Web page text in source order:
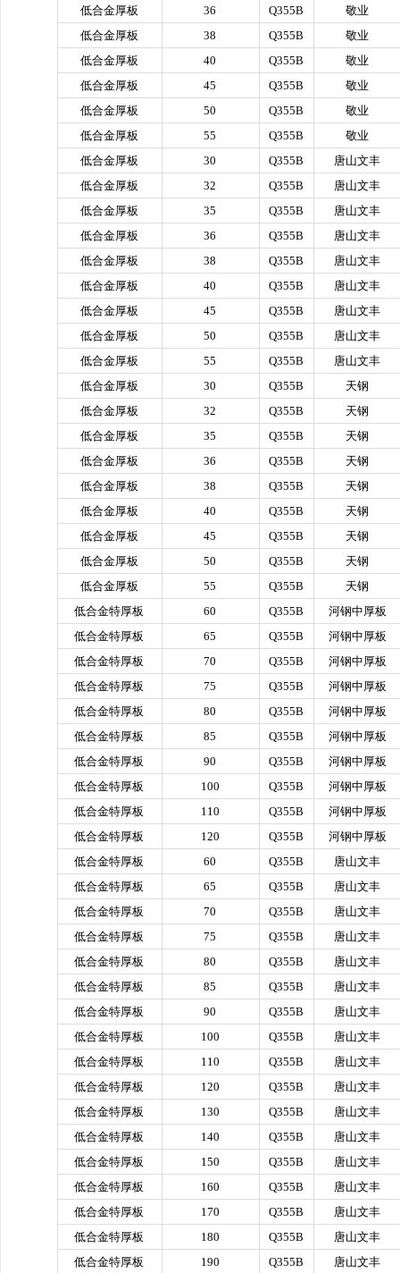
低合金厚板 36 Q355B
敬业
低合金厚板
38 Q355B
敬业
低合金厚板
40 Q355B
敬业
低合金厚板
45 Q355B
敬业
低合金厚板
50 Q355B
敬业
低合金厚板
55 Q355B
敬业
低合金厚板
30 Q355B
唐山文丰
低合金厚板
32 Q355B
唐山文丰
低合金厚板
35 Q355B
唐山文丰
低合金厚板
36 Q355B
唐山文丰
低合金厚板
38 Q355B
唐山文丰
低合金厚板
40 Q355B
唐山文丰
低合金厚板
45 Q355B
唐山文丰
低合金厚板
50 Q355B
唐山文丰
低合金厚板
55 Q355B
唐山文丰
低合金厚板
30 Q355B
天钢
低合金厚板
32 Q355B
天钢
低合金厚板
35 Q355B
天钢
低合金厚板
36 Q355B
天钢
低合金厚板
38 Q355B
天钢
低合金厚板
40 Q355B
天钢
低合金厚板
45 Q355B
天钢
低合金厚板
50 Q355B
天钢
低合金厚板
55 Q355B
天钢
低合金特厚板
60 Q355B
河钢中厚板
低合金特厚板
65 Q355B
河钢中厚板
低合金特厚板
70 Q355B
河钢中厚板
低合金特厚板
75 Q355B
河钢中厚板
低合金特厚板
80 Q355B
河钢中厚板
低合金特厚板
85 Q355B
河钢中厚板
低合金特厚板
90 Q355B
河钢中厚板
低合金特厚板
100 Q355B
河钢中厚板
低合金特厚板
110 Q355B
河钢中厚板
低合金特厚板
120 Q355B
河钢中厚板
低合金特厚板
60 Q355B
唐山文丰
低合金特厚板
65 Q355B
唐山文丰
低合金特厚板
70 Q355B
唐山文丰
低合金特厚板
75 Q355B
唐山文丰
低合金特厚板
80 Q355B
唐山文丰
低合金特厚板
85 Q355B
唐山文丰
低合金特厚板
90 Q355B
唐山文丰
低合金特厚板
100 Q355B
唐山文丰
低合金特厚板
110 Q355B
唐山文丰
低合金特厚板
120 Q355B
唐山文丰
低合金特厚板
130 Q355B
唐山文丰
低合金特厚板
140 Q355B
唐山文丰
低合金特厚板
150 Q355B
唐山文丰
低合金特厚板
160 Q355B
唐山文丰
低合金特厚板
170 Q355B
唐山文丰
低合金特厚板
180 Q355B
唐山文丰
低合金特厚板
190 Q355B
唐山文丰